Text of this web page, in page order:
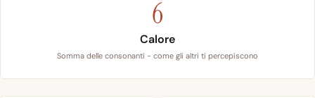
6
Calore
Somma delle consonanti - come gli altri ti percepiscono